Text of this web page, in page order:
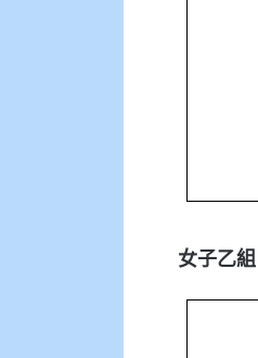
女子乙組